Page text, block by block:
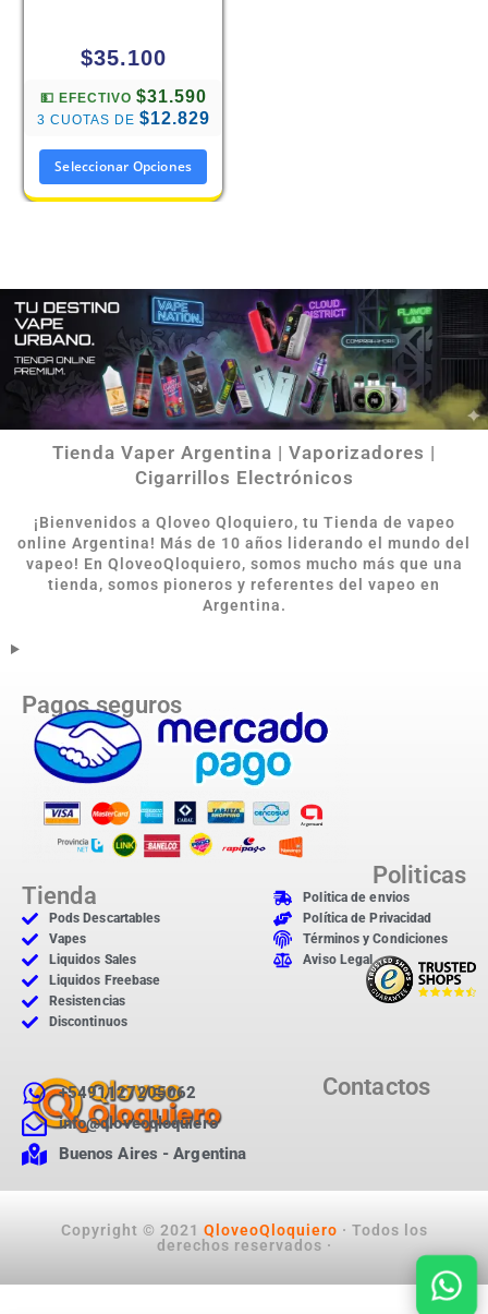
$35.100
💵 EFECTIVO $31.590
3 CUOTAS DE $12.829
Seleccionar Opciones
Tienda Vaper Argentina | Vaporizadores |
Cigarrillos Electrónicos
¡Bienvenidos a Qloveo Qloquiero, tu Tienda de vapeo
online Argentina! Más de 10 años liderando el mundo del
vapeo! En QloveoQloquiero, somos mucho más que una
tienda, somos pioneros y referentes del vapeo en
Argentina.
Pagos seguros
Tienda
Pods Descartables
Vapes
Liquidos Sales
Liquidos Freebase
Resistencias
Discontinuos
Politicas
Politica de envios
Política de Privacidad
Términos y Condiciones
Aviso Legal
Contactos
+5491127205062
info@qloveoqloquiero
Buenos Aires - Argentina
Copyright © 2021 QloveoQloquiero · Todos los
derechos reservados ·